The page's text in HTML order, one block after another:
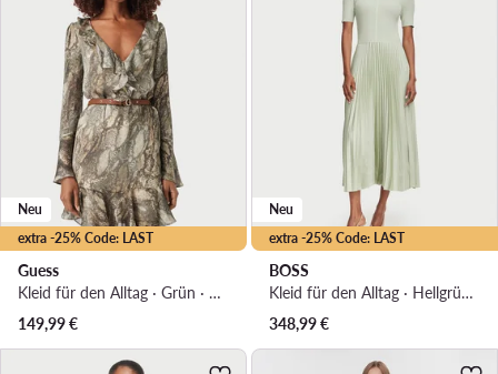
extra -25% Code: LAST
Neu
Guess
Kleid für den Alltag · Grün · Mini
149,99€
extra -25% Code: LAST
Neu
BOSS
Kleid für den Alltag · Hellgrün · Midi
348,99€